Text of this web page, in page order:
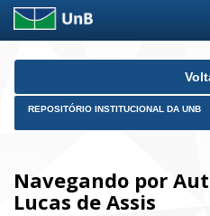
Skip
REPOSITÓRIO INSTITUCIONAL DA UNB
Navegando por
Lucas de Assis